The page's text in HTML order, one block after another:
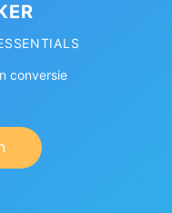
conversie